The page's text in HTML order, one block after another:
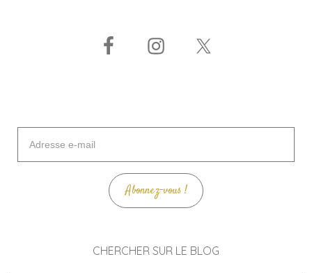
mail
Abonnez-vous !
CHERCHER SUR LE BLOG